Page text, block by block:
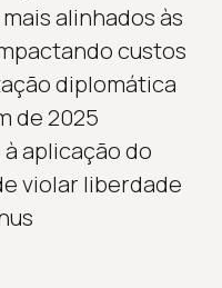
alinhados às
custos
diplomática
de 2025
aplicação do
violar liberdade